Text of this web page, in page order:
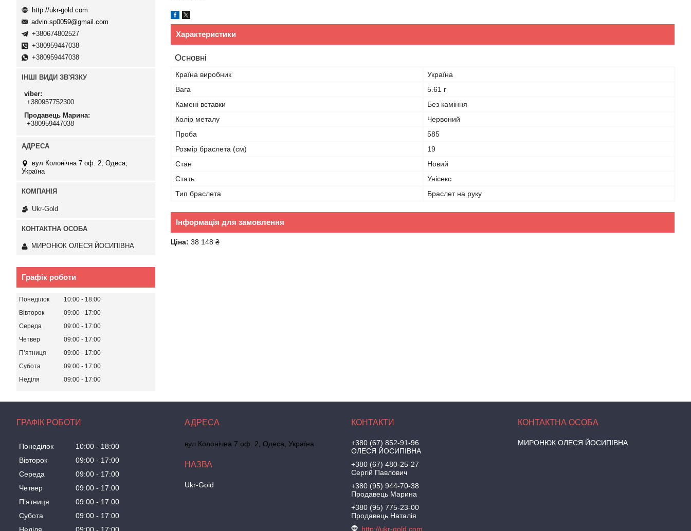
Характеристики
Основні
Країна виробник
Україна
Вага
5.61 г
Камені вставки
Без каміння
Колір металу
Червоний
Проба
585
Розмір браслета (см)
19
Стан
Новий
Стать
Унісекс
Тип браслета
Браслет на руку
Інформація для замовлення
Ціна: 38 148 ₴
http://ukr-gold.com
advin.sp0059@gmail.com
+380674802527
+380959447038
+380959447038
ІНШІ ВИДИ ЗВ'ЯЗКУ
viber
+380957752300
Продавець Марина
+380959447038
вул Колонічна 7 оф. 2, Одеса,
Україна
Ukr-Gold
МИРОНЮК ОЛЕСЯ ЙОСИПІВНА
Графік роботи
Понеділок 10:00
18:00
Вівторок
09:00
17:00
Середа
09:00
17:00
Четвер
09:00
17:00
Пʼятниця
09:00
17:00
Субота
09:00
17:00
Неділя
09:00 17:00
ГРАФІК РОБОТИ
Понеділок 10:00
18:00
Вівторок
09:00
17:00
Середа
09:00
17:00
Четвер
09:00
17:00
Пʼятниця
09:00
17:00
Субота
09:00
17:00
Неділя
09:00 17:00
вул Колонічна 7 оф. 2, Одеса, Україна
Ukr-Gold
+380 (67) 852-91-96
ОЛЕСЯ ЙОСИПІВНА
+380 (67) 480-25-27
Сергій Павлович
+380 (95) 944-70-38
Продавець Марина
+380 (95) 775-23-00
Продавець Наталія
http://ukr-gold.com
МИРОНЮК ОЛЕСЯ ЙОСИПІВНА